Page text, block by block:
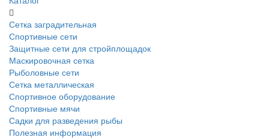
Сетка заградительная
Спортивные сети
Защитные сети для стройплощадок
Маскировочная сетка
Рыболовные сети
Сетка металлическая
Спортивное оборудование
Спортивные мячи
Садки для разведения рыбы
Полезная информация